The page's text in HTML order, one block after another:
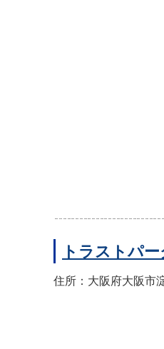
トラストパ
住所：大阪府大阪市